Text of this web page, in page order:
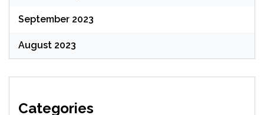
September 2023
August 2023
Categories